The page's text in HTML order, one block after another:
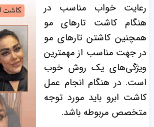
رعایت خواب مناسب در
هنگام کاشت تارهای مو
همچنین کاشتن تارهای مو
در جهت مناسب از مهمترین
ویژگی‌های یک روش خوب
است. در هنگام انجام عمل
کاشت ابرو باید مورد توجه
متخصص مربوطه باشد.